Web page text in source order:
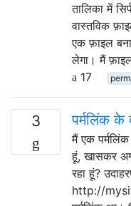
तालिका में
वास्तविक
एक फ़ाइल
लेगा। मैं
17
3 पर्मलिंक के
मैं एक
हूं, खासकर
रहा हूं?
http://